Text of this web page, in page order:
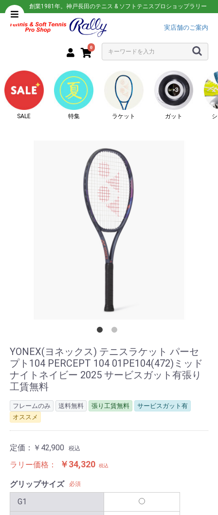
創業1981年。神戸長田のテニス & ソフトテニスプロショップラリー
実店舗のご案内
0
SALE 特集 ラケット ガット
YONEX(ヨネックス) テニスラケット パーセ
プト104 PERCEPT 104 01PE104(472)ミッド
ナイトネイビー 2025 サービスガット有張り
工賃無料
フレームのみ 送料無料 張り工賃無料
サービスガット有
オススメ
定価： ￥42,900 税込
ラリー価格： ￥34,320 税込
グリップサイズ 必須
G1